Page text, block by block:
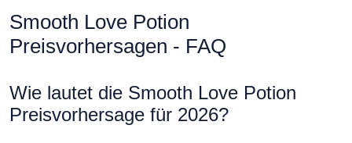
Smooth Love Potion
Preisvorhersagen - FAQ
Wie lautet die Smooth Love Potion
Preisvorhersage für 2026?